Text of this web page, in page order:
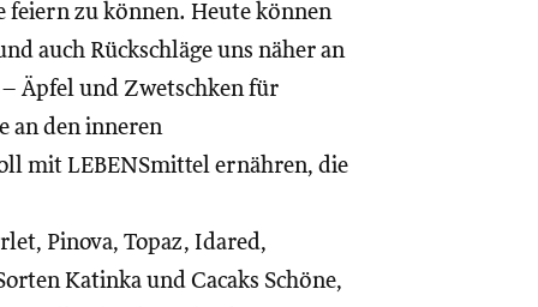
feiern zu können. Heute können
auch Rückschläge uns näher an
– Äpfel und Zwetschken für
an den inneren
mit LEBENSmittel ernähren, die
Pinova, Topaz, Idared,
Katinka und Cacaks Schöne,